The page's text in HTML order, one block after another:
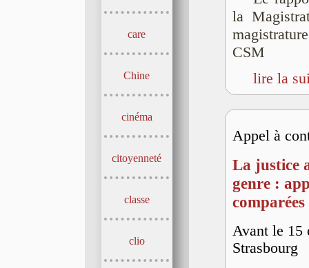
care
Chine
cinéma
citoyenneté
classe
clio
la
CSM
lire la
Appel à
La justice
genre :
comparées
Avant le 15
Strasbourg